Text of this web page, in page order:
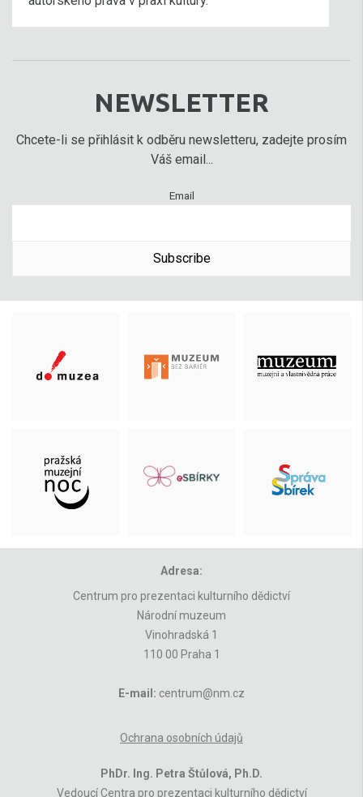
NEWSLETTER
Chcete-li se přihlásit k odběru newsletteru, zadejte prosím
Váš email...
Email
Subscribe
Adresa:
Centrum pro prezentaci kulturního dědictví
Národní muzeum
Vinohradská 1
110 00 Praha 1
E-mail: centrum@nm.cz
Ochrana osobních údajů
PhDr. Ing. Petra Štůlová, Ph.D.
Vedoucí Centra pro prezentaci kulturního dědictví